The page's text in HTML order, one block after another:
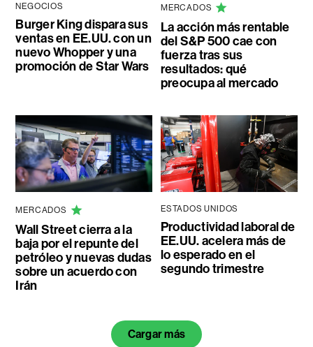
NEGOCIOS
Burger King dispara sus
ventas en EE.UU. con un
nuevo Whopper y una
promoción de Star Wars
MERCADOS
La acción más rentable
del S&P 500 cae con
fuerza tras sus
resultados: qué
preocupa al mercado
MERCADOS
Wall Street cierra a la
baja por el repunte del
petróleo y nuevas dudas
sobre un acuerdo con
Irán
ESTADOS UNIDOS
Productividad laboral de
EE.UU. acelera más de
lo esperado en el
segundo trimestre
Cargar más